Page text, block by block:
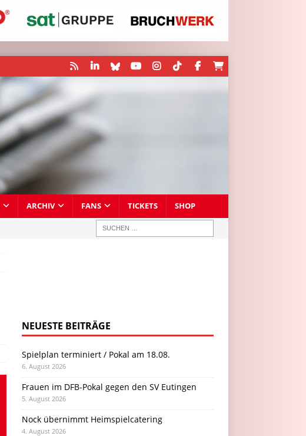
ARCHIV FANS TICKETS SHOP
NEUESTE BEITRÄGE
Spielplan terminiert / Pokal am 18.08.
6. August 2026
Frauen im DFB-Pokal gegen den SV Eutingen
5. August 2026
Nock übernimmt Heimspielcatering
4. August 2026